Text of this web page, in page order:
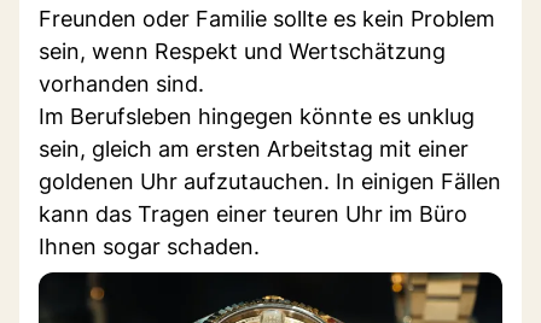
Freunden oder Familie sollte es kein Problem
sein, wenn Respekt und Wertschätzung
vorhanden sind.
Im Berufsleben hingegen könnte es unklug
sein, gleich am ersten Arbeitstag mit einer
goldenen Uhr aufzutauchen. In einigen Fällen
kann das Tragen einer teuren Uhr im Büro
Ihnen sogar schaden.